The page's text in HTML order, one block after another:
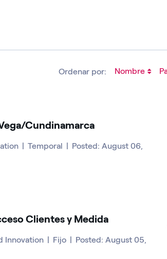
Ordenar por:
Cundinamarca
| Temporal | Posted: August 06,
Clientes y Medida
Innovation | Fijo | Posted: August 05,